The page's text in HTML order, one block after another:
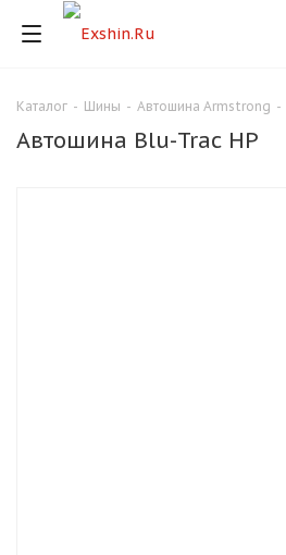
Каталог - Шины - Автошина Armstrong -
Автошина Blu-Trac HP
Для клиентов всех банков